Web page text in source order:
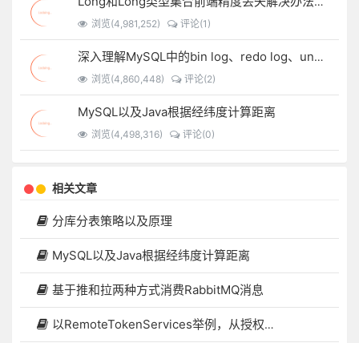
浏览(4,981,252) 评论(1)
深入理解MySQL中的bin log、redo log、undo log
浏览(4,860,448) 评论(2)
MySQL以及Java根据经纬度计算距离
浏览(4,498,316) 评论(0)
相关文章
分库分表策略以及原理
MySQL以及Java根据经纬度计算距离
基于推和拉两种方式消费RabbitMQ消息
以RemoteTokenServices举例，从授权服务器获取OAuth2访问令牌，并将身份验证对象加载到 SecurityContext整个过程源码解析